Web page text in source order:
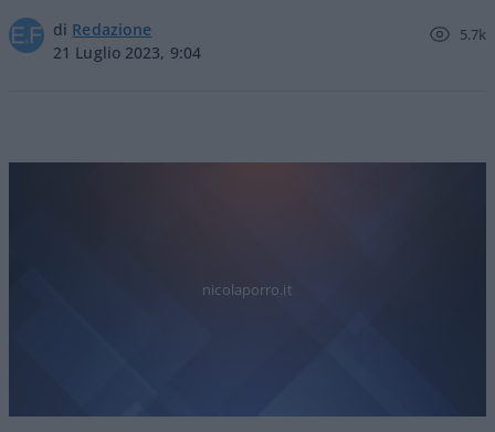
di Redazione
21 Luglio 2023, 9:04
5.7k
nicolaporro.it